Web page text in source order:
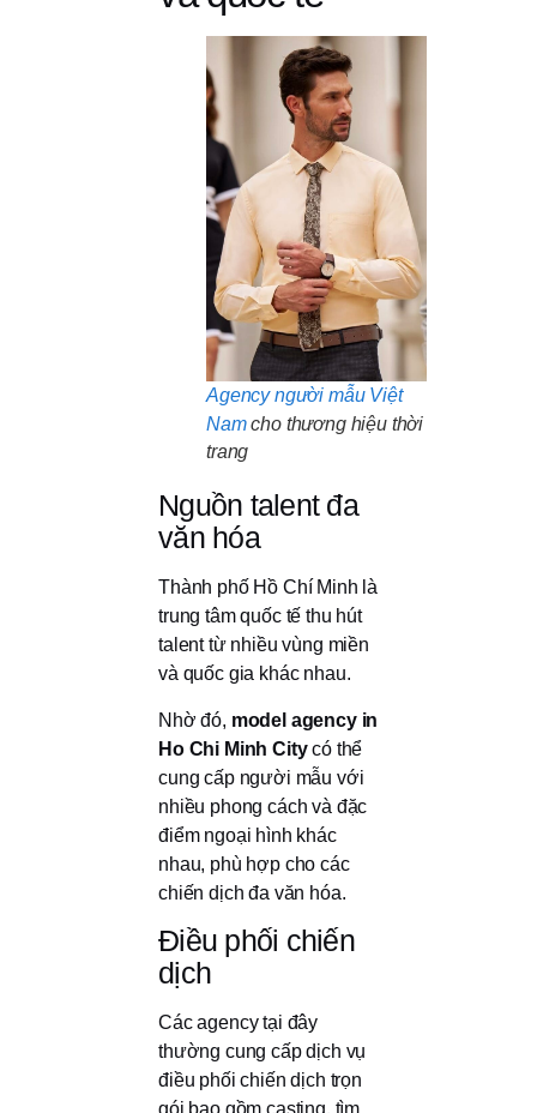
Agency người mẫu Việt
Namcho thương hiệu thời
trang
Nguồn talent đa
văn hóa
Thành phố Hồ Chí Minh là
trung tâm quốc tế thu hút
talent từ nhiều vùng miền
và quốc gia khác nhau.
Nhờ đó, model agency in
Ho Chi Minh Citycó thể
cung cấp người mẫu với
nhiều phong cách và đặc
điểm ngoại hình khác
nhau, phù hợp cho các
chiến dịch đa văn hóa.
Điều phối chiến
dịch
Các agency tại đây
thường cung cấp dịch vụ
điều phối chiến dịch trọn
gói bao gồm casting, tìm